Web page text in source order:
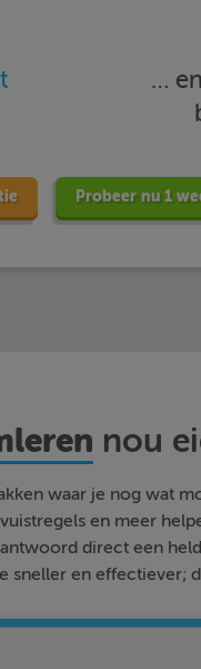
…
Probeer nu 1
nou
waar je nog wat
en meer
direct een
sneller en effectiever;